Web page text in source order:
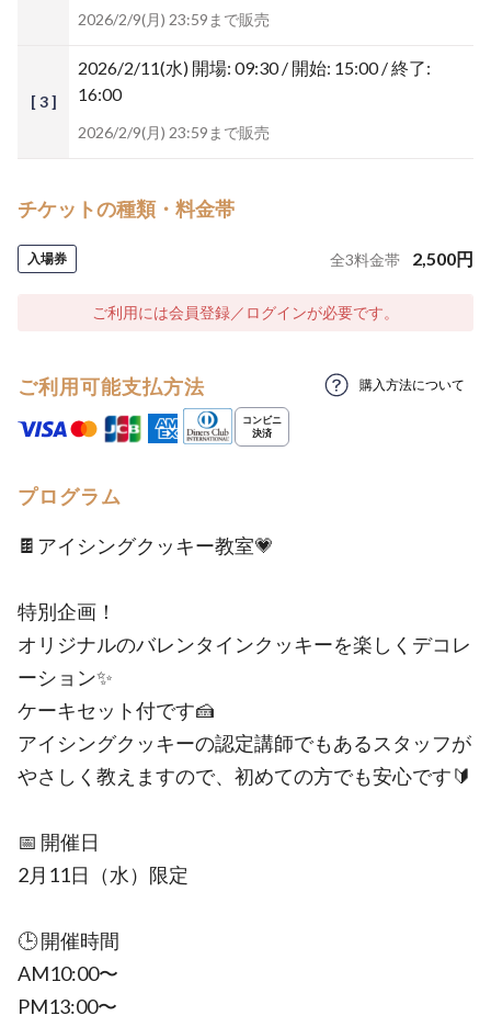
2026/2/9(月) 23:59まで販売
[ 3 ]
2026/2/11(水) 開場: 09:30 / 開始: 15:00 / 終了:
16:00
2026/2/9(月) 23:59まで販売
チケットの種類・料金帯
入場券 全3料金帯 2,500円
ご利用には会員登録／ログインが必要です。
ご利用可能支払方法 購入方法について
プログラム
🍫アイシングクッキー教室💗
特別企画！
オリジナルのバレンタインクッキーを楽しくデコレ
ーション✨
ケーキセット付です🍰
アイシングクッキーの認定講師でもあるスタッフが
やさしく教えますので、初めての方でも安心です🔰
📅 開催日
2月11日（水）限定
🕒 開催時間
AM10:00〜
PM13:00〜